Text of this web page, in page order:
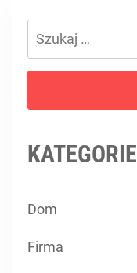
Szukaj:
KATEGORIE
Dom
Firma